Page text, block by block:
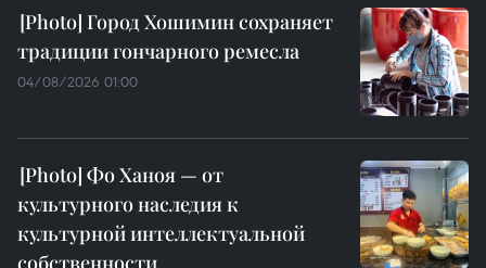
Город Хошимин сохраняет
традиции гончарного ремесла
04/08/2026 01:00
Фо Ханоя — от
культурного наследия к
культурной интеллектуальной